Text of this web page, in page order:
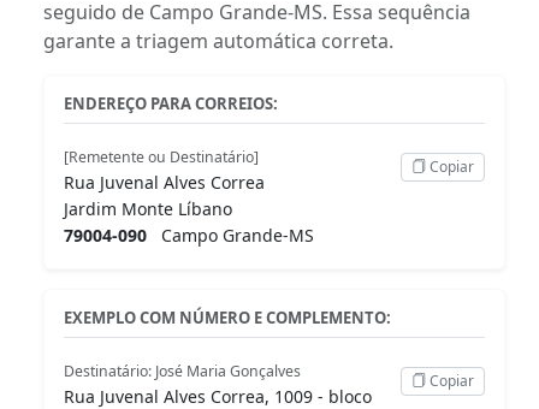
seguido de Campo Grande-MS. Essa sequência
garante a triagem automática correta.
ENDEREÇO PARA CORREIOS:
[Remetente ou Destinatário]
Rua Juvenal Alves Correa
Jardim Monte Líbano
79004-090 Campo Grande-MS
Copiar
EXEMPLO COM NÚMERO E COMPLEMENTO:
Destinatário: José Maria Gonçalves
Rua Juvenal Alves Correa, 1009 - bloco
Copiar